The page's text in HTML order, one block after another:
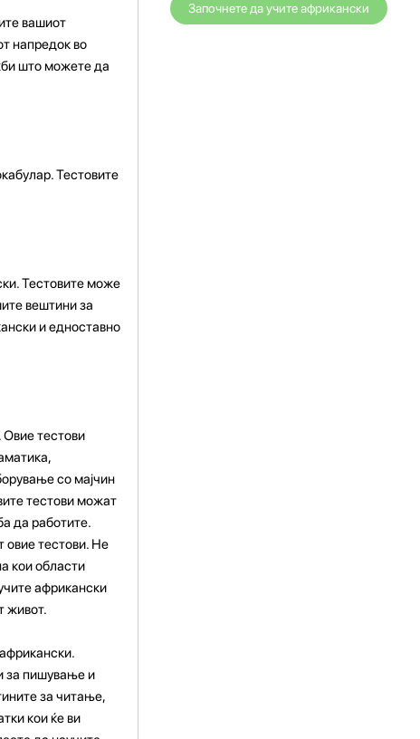
вашиот
напредок во
што можете да
Тестовите
Тестовите може
вештини за
и едноставно
тестови
со мајчин
тестови можат
да работите.
овие тестови. Не
кои области
африкански
живот.
за пишување и
за читање,
кои ќе ви
Започнете да учите африкански